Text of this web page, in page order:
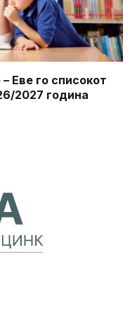
Еве го списокот
2027 година